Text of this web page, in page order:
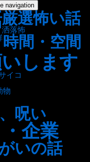
navigation
厳選怖い話
洒落怖
時間・空間
します
イコ
物
呪い
企業
いの話